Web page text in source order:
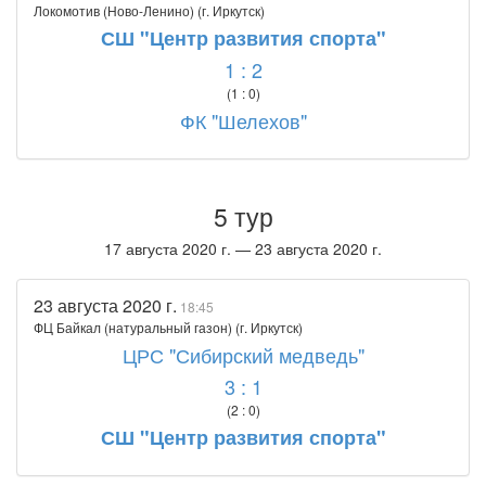
Локомотив (Ново-Ленино) (г. Иркутск)
СШ "Центр развития спорта"
1 : 2
(1 : 0)
ФК "Шелехов"
5 тур
17 августа 2020 г. — 23 августа 2020 г.
23 августа 2020 г. 18:45
ФЦ Байкал (натуральный газон) (г. Иркутск)
ЦРС "Сибирский медведь"
3 : 1
(2 : 0)
СШ "Центр развития спорта"